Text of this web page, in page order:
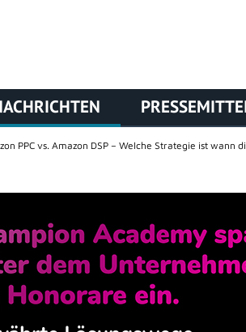
PPC vs. Amazon DSP – Welche Strategie ist wann